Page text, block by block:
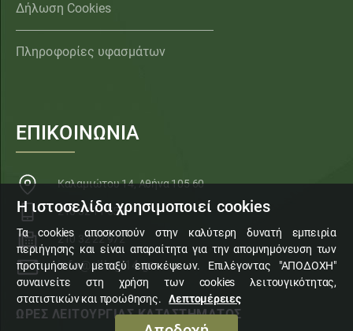
Δήλωση Cookies
Πληροφορίες υφασμάτων
ΕΠΙΚΟΙΝΩΝΙΑ
Καλαμιώτου 14, Αθήνα 105 60
210 32 11 553
210 32 22 972
info@sillogi14.gr
ΩΡΕΣ ΛΕΙΤΟΥΡΓΙΑΣ ΚΑΤΑΣΤΗΜΑΤΟΣ
Η ιστοσελίδα χρησιμοποιεί cookies
Τα cookies αποσκοπούν στην καλύτερη δυνατή εμπειρία
περιήγησης και είναι απαραίτητα για την απομνημόνευση των
προτιμήσεων μεταξύ επισκέψεων. Επιλέγοντας "ΑΠΟΔΟΧΗ"
συναινείτε στη χρήση των cookies λειτουγικότητας,
στατιστικών και προώθησης.
Λεπτομέρειες